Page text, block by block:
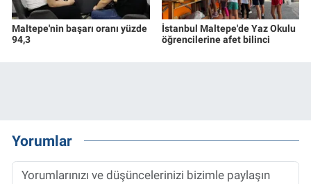
Maltepe'nin başarı oranı yüzde
94,3
İstanbul Maltepe'de Yaz Okulu
öğrencilerine afet bilinci
Yorumlar